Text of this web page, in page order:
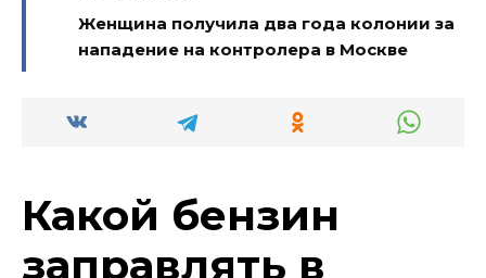
Женщина получила два года колонии за
нападение на контролера в Москве
Какой бензин
заправлять в